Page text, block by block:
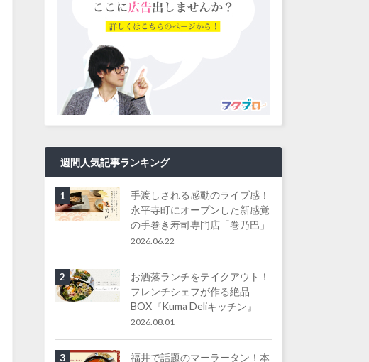
週間人気記事ランキング
1
手渡しされる感動のライブ感！
永平寺町にオープンした新感覚
の手巻き寿司専門店「巻乃巴」
2026.06.22
2
お洒落ランチをテイクアウト！
フレンチシェフが作る絶品
BOX『Kuma Deliキッチン』
2026.08.01
3
福井で話題のマーラータン！本